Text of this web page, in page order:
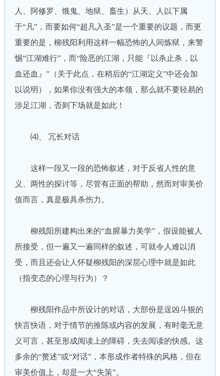
人、阿修罗、饿鬼、地狱、畜生）从天、人以下属
于“凡”，而要如何“超凡入圣”是一个重要的议题，而更
重要的是，柳残阳利用这样一幅恐怖的人间炼狱，来警
惕“江湖难行”，而“险恶的江湖，只能『以杀止杀，以
血还血』”（关于此点，在稍后的“江湖定义”中还会加
以说明），如果你没有强大的本领，那么就不要轻易的
涉足江湖，否则下场就是如此！
⑷、 冗长对话
这样一段又一段的恐怖叙述，对于反省人性的意
义、两性的探讨等，尽管有正面的帮助，然而对审美价
值而言，真是极具杀伤力。
柳残阳所建构出来的“血腥暴力美学”，假设能被人
所接受，但一遍又一遍同样的叙述，可就令人难以消
受，而且还会让人怀疑柳残阳的深层心理中就是如此
（指变态的心理与行为）？
柳残阳作品中所设计的对话，大部份是逞凶斗狠的
快言快语，对于情节的推陈或内容的发展，有时毫无意
义可言，甚至形成阅读上的障碍，失去阅读的快感。这
多余的“赘述”或“对话”，本形成作者特殊的风格，但在
审美价值上，却是一大“失策”。